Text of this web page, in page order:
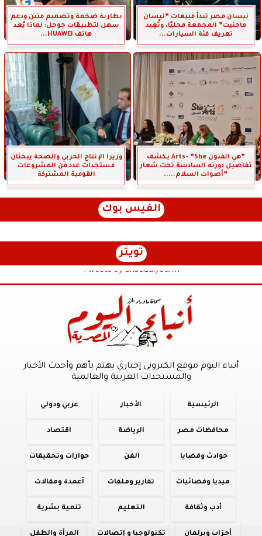
نيسان مصر تبدأ مبيعات ”نيسان
ماجنيت” المجمعة محليًا، وتُعِيد
تعريف فئة السيارات...
بطارية ضخمة وتصميم متين ودعم
سهل لتطبيقات جوجل: لماذا يُعد
هاتف HUAWEI...
”هي الفنون Arts- ”She يكشف
تفاصيل دورته السادسة تحت شعار
”أصوات السلام.....
وزيرا الإنتاج الحربي والصحة يبحثان
مستجدات عدد من المشروعات
القومية المشتركة
الفيس بوك
تويتر
Tweets by anbaaalyoum1
أنباء اليوم موقع الكترونى إخباري يهتم بأهم وأحدث الأخبار
والمستجدات العربية والعالمية
الرئيسية الأخبار عربي ودولي
محافظات مصر الرياضة اقتصاد
حوادث وقضايا الفن حوارات وتحقيقات
ميديا وفضائيات تقارير وملفات أعمدة ومقالات
أدب وثقافة التعليم تنمية بشرية
أحزاب وبرلمان تكنولوجيا و إتصالات المرأة والطفل